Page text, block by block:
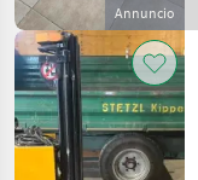
Annuncio